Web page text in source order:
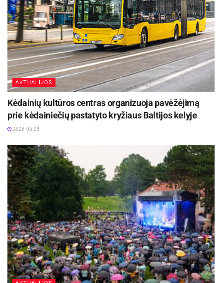
Parengė Ryšių su visuomene skyrius
AKTUALIJOS
Kėdainių kultūros centras organizuoja pavėžėjimą
prie kėdainiečių pastatyto kryžiaus Baltijos kelyje
2026-08-05